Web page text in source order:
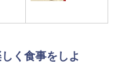
く食事をしよ